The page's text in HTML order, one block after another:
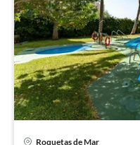
Roquetas de Mar